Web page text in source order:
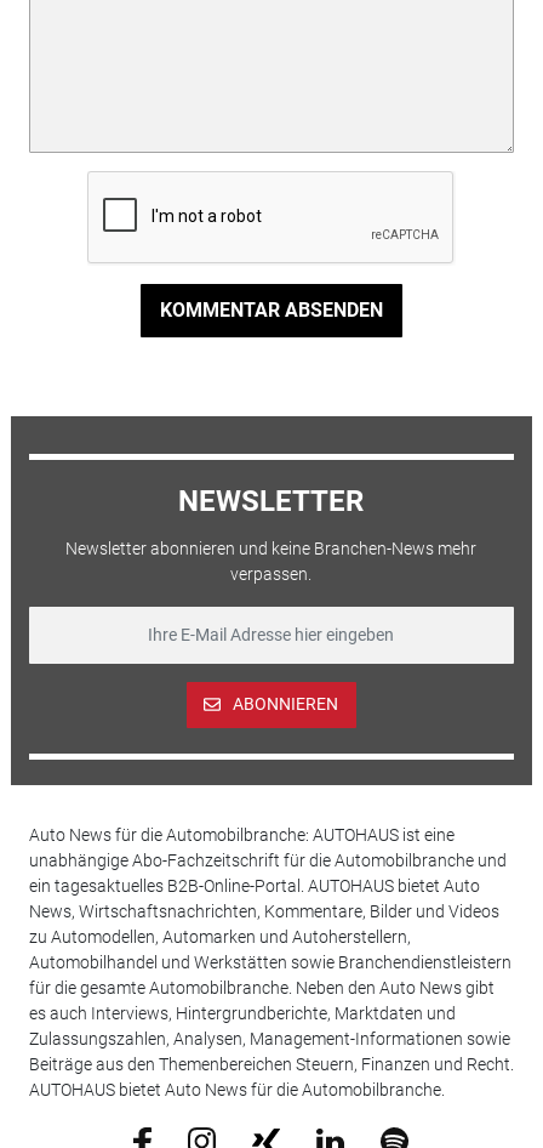
KOMMENTAR ABSENDEN
NEWSLETTER
Newsletter abonnieren und keine Branchen-News mehr
verpassen.
ABONNIEREN
Auto News für die Automobilbranche: AUTOHAUS ist eine
unabhängige Abo-Fachzeitschrift für die Automobilbranche und
ein tagesaktuelles B2B-Online-Portal. AUTOHAUS bietet Auto
News, Wirtschaftsnachrichten, Kommentare, Bilder und Videos
zu Automodellen, Automarken und Autoherstellern,
Automobilhandel und Werkstätten sowie Branchendienstleistern
für die gesamte Automobilbranche. Neben den Auto News gibt
es auch Interviews, Hintergrundberichte, Marktdaten und
Zulassungszahlen, Analysen, Management-Informationen sowie
Beiträge aus den Themenbereichen Steuern, Finanzen und Recht.
AUTOHAUS bietet Auto News für die Automobilbranche.